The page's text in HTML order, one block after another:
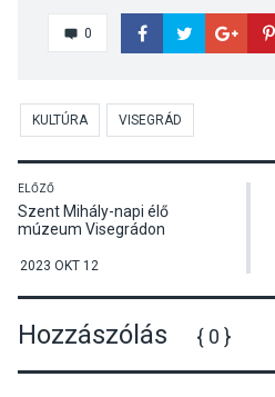
0
KULTÚRA VISEGRÁD
ELŐZŐ
Szent Mihály-napi élő
múzeum Visegrádon
2023 OKT 12
Hozzászólás { 0 }